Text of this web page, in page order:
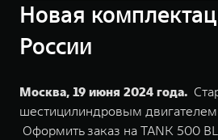
Новая
России
Москва, 19 июня 2024 года.
шестицилиндровым
Оформить заказ на TANK 500